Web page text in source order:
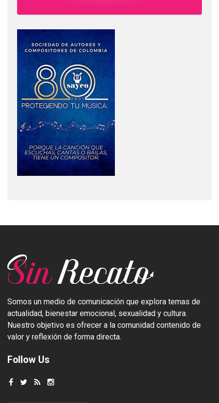
Somos un medio de comunicación que explora temas de
actualidad, bienestar emocional, sexualidad y cultura.
Nuestro objetivo es ofrecer a la comunidad contenido de
valor y reflexión de forma directa.
Follow Us